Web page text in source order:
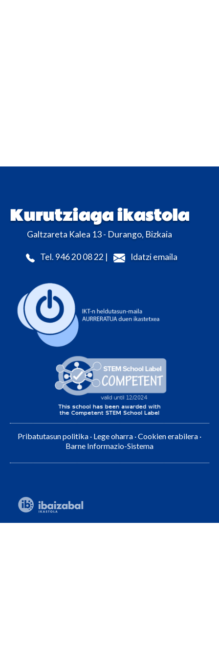
Kurutziaga ikastola
Galtzareta Kalea 13 - Durango, Bizkaia
Tel. 946 20 08 22 | Idatzi emaila
Pribatutasun politika · Lege oharra ·Cookien erabilera ·
Barne Informazio-Sistema